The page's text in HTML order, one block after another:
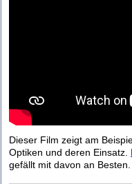
Dieser Film zeigt am
Optiken und deren Einsatz.
gefällt mit davon an Besten.